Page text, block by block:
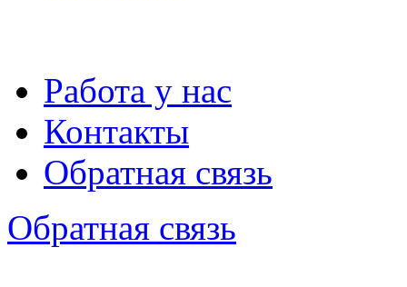
Работа у нас
Контакты
Обратная связь
Обратная связь